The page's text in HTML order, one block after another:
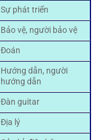
Sự phát triển
Bảo vệ, người bảo vệ
Đoán
Hướng dẫn, người
hướng dẫn
Đàn guitar
Địa lý